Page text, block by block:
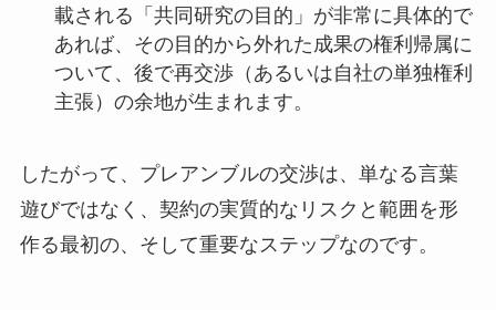
載される「共同研究の目的」が非常に具体的で
あれば、その目的から外れた成果の権利帰属に
ついて、後で再交渉（あるいは自社の単独権利
主張）の余地が生まれます。
したがって、プレアンブルの交渉は、単なる言葉
遊びではなく、契約の実質的なリスクと範囲を形
作る最初の、そして重要なステップなのです。